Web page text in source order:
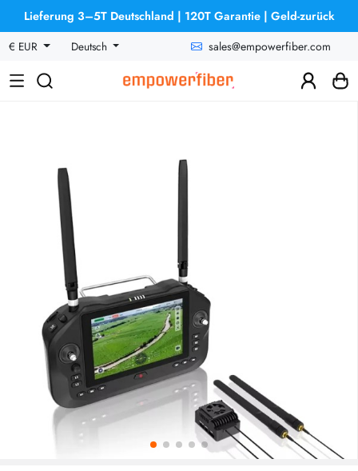
Lieferung 3–5T Deutschland | 120T Garantie | Geld-zurück
€ EUR
Deutsch sales@empowerfiber.com